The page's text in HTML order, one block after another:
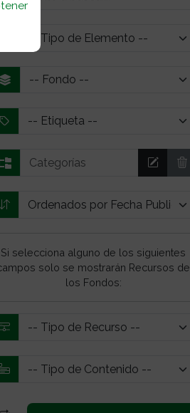
Si selecciona alguno de los siguientes
solo se mostrarán Recursos de
los Fondos: